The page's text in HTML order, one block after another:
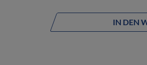
IN DEN